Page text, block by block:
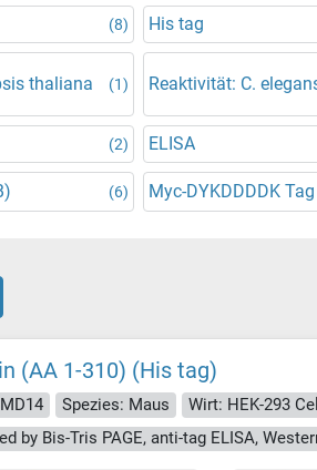
(8) His tag
thaliana (1) Reaktivität: C.
(2) ELISA
(6) Myc-DYKDDDDK Tag
(AA 1-310) (His tag)
Spezies: Maus Wirt: HEK-293